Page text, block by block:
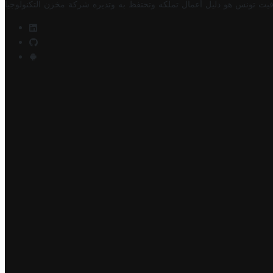
تونس هو دليل أعمال تملكه وتحتفظ به وتديره شركة مخزن التكنولوجيا